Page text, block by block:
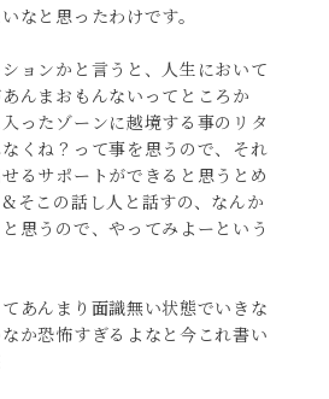
なと思ったわけです。
ョンかと言うと、人生において
んまおもんないってところか
ったゾーンに越境する事のリタ
くね？って事を思うので、それ
るサポートができると思うとめ
そこの話し人と話すの、なんか
思うので、やってみよーという
あんまり面識無い状態でいきな
か恐怖すぎるよなと今これ書い